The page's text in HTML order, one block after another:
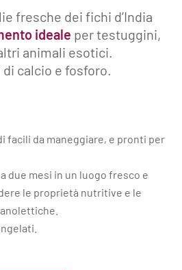
fresche dei fichi d’India
ideale per testuggini,
animali esotici.
calcio e fosforo.
facili da maneggiare, e pronti per
due mesi in un luogo fresco e
le proprietà nutritive e le